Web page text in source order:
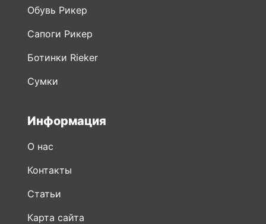
Обувь Рикер
Сапоги Рикер
Ботинки Rieker
Сумки
Информация
О нас
Контакты
Статьи
Карта сайта